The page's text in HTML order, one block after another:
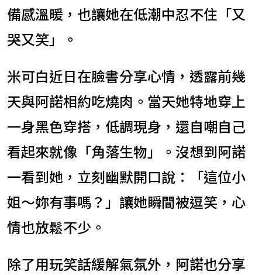
備感溫暖，也讓她在低潮中忍不住「又
哭又笑」。
米可白近日在臉書分享心情，透露前幾
天與阿諾相約吃燒肉。當天她特地穿上
一身黑色穿搭，低調現身，還自嘲自己
看起來就像「角落生物」。沒想到阿諾
一看到她，立刻幽默開口說：「這位小
姐～妳有事嗎？」讓她瞬間被逗笑，心
情也放鬆不少。
除了用玩笑話緩解氣氛外，阿諾也分享